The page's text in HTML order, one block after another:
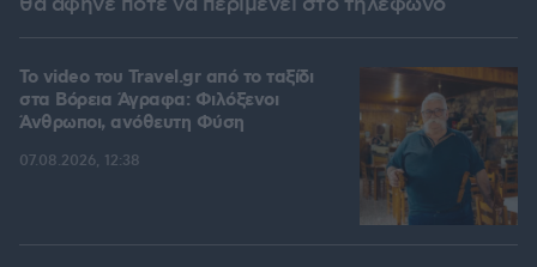
To video του Travel.gr από το ταξίδι
στα Βόρεια Άγραφα: Φιλόξενοι
Άνθρωποι, ανόθευτη Φύση
07.08.2026, 12:38